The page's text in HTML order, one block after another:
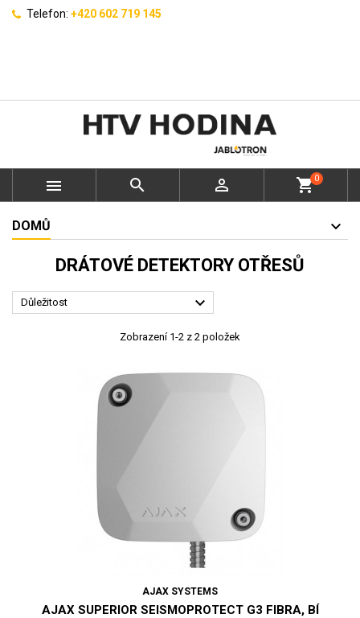
Telefon: +420 602 719 145
   shopping_cart0
DOMŮ
DRÁTOVÉ DETEKTORY OTŘESŮ
Důležitost 
Zobrazení 1-2 z 2 položek
AJAX SYSTEMS
AJAX SUPERIOR SEISMOPROTECT G3 FIBRA, BÍ